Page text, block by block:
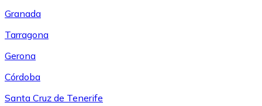
Granada
Tarragona
Gerona
Córdoba
Santa Cruz de Tenerife